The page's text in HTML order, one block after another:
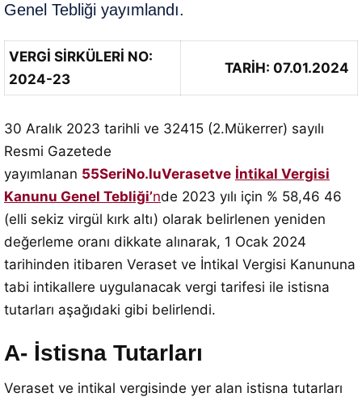
Genel Tebliği yayımlandı.
VERGİ SİRKÜLERİ NO:
2024-23
TARİH: 07.01.2024
30 Aralık 2023 tarihli ve 32415 (2.Mükerrer) sayılı
Resmi Gazetede
yayımlanan 55SeriNo.luVerasetve İntikal Vergisi
Kanunu Genel Tebliği’nde 2023 yılı için % 58,46 46
(elli sekiz virgül kırk altı) olarak belirlenen yeniden
değerleme oranı dikkate alınarak, 1 Ocak 2024
tarihinden itibaren Veraset ve İntikal Vergisi Kanununa
tabi intikallere uygulanacak vergi tarifesi ile istisna
tutarları aşağıdaki gibi belirlendi.
A- İstisna Tutarları
Veraset ve intikal vergisinde yer alan istisna tutarları